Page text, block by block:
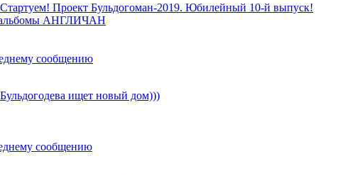
Стартуем! Проект Бульдогоман-2019. Юбилейный 10-й выпуск!
АНГЛИЧАН
сообщению
Бульдогодева ищет новый дом)))
сообщению